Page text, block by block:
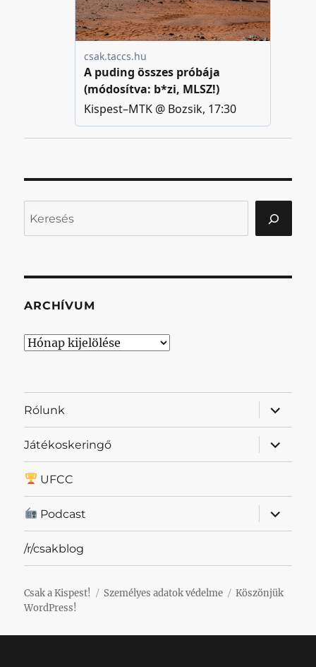
ARCHÍVUM
Archívum
Rólunk
almenü
Játékoskeringő
almenü
UFCC
Podcast
almenü
/r/csakblog
Csak a Kispest! Személyes adatok védelme
Köszönjük
WordPress!